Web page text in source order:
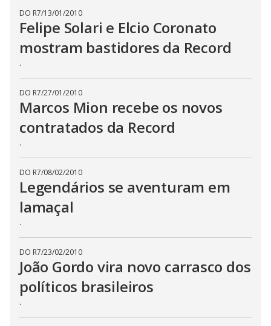
DO R7/13/01/2010
Felipe Solari e Elcio Coronato
mostram bastidores da Record
.
DO R7/27/01/2010
Marcos Mion recebe os novos
contratados da Record
.
DO R7/08/02/2010
Legendários se aventuram em
lamaçal
.
DO R7/23/02/2010
João Gordo vira novo carrasco dos
políticos brasileiros
.